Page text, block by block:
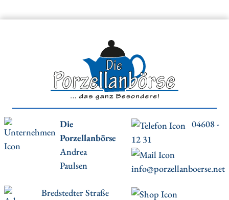
Die
Porzellanbörse
Andrea
Paulsen
04608 -
12 31
info@porzellanboerse.net
Bredstedter Straße